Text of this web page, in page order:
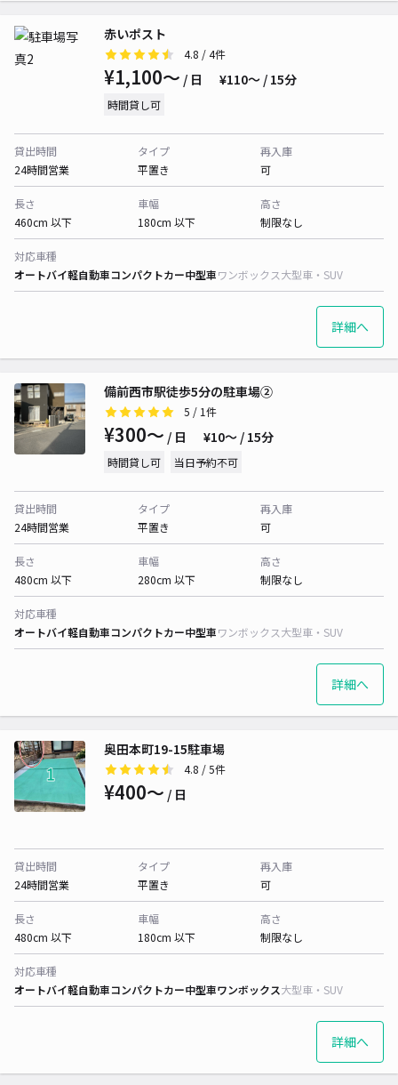
赤いポスト
4.8 / 4件
¥1,100〜 / 日 ¥110〜 / 15分
時間貸し可
貸出時間
24時間営業
タイプ
平置き
再入庫
可
長さ
460cm 以下
車幅
180cm 以下
高さ
制限なし
対応車種
オートバイ軽自動車コンパクトカー中型車ワンボックス大型車・SUV
詳細へ
備前西市駅徒歩5分の駐車場②
5 / 1件
¥300〜 / 日 ¥10〜 / 15分
時間貸し可 当日予約不可
貸出時間
24時間営業
タイプ
平置き
再入庫
可
長さ
480cm 以下
車幅
280cm 以下
高さ
制限なし
対応車種
オートバイ軽自動車コンパクトカー中型車ワンボックス大型車・SUV
詳細へ
奥田本町19-15駐車場
4.8 / 5件
¥400〜 / 日
貸出時間
24時間営業
タイプ
平置き
再入庫
可
長さ
480cm 以下
車幅
180cm 以下
高さ
制限なし
対応車種
オートバイ軽自動車コンパクトカー中型車ワンボックス大型車・SUV
詳細へ